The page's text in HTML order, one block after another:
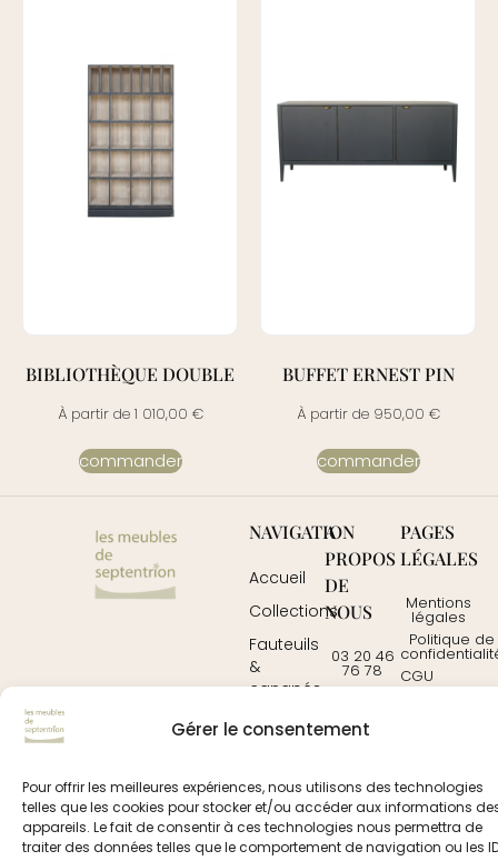
Gérer le consentement
Pour offrir les meilleures expériences, nous utilisons des technologies
telles que les cookies pour stocker et/ou accéder aux informations
appareils. Le fait de consentir à ces technologies nous permettra de
traiter des données telles que le comportement de navigation ou les
BIBLIOTHÈQUE DOUBLE
À partir de 1 010,00 €
commander
BUFFET ERNEST PIN
À partir de 950,00 €
commander
NAVIGATION
Accueil
Collections
Fauteuils
&
canapés
Mobilier
A
PROPOS
DE
NOUS
03 20 46
76 78
Contactez-
nous
PAGES
LÉGALES
Mentions
légales
Politique de
CGU
© 2025prochedemoi.fr – tous droits réservés
mentions légales|politique de confidentialité|conditions
générales d’utilisation